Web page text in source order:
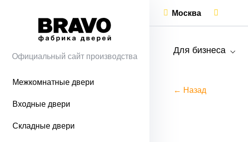
Официальный сайт производства
Межкомнатные двери
Входные двери
Складные двери
Москва
Для бизнеса
← Назад